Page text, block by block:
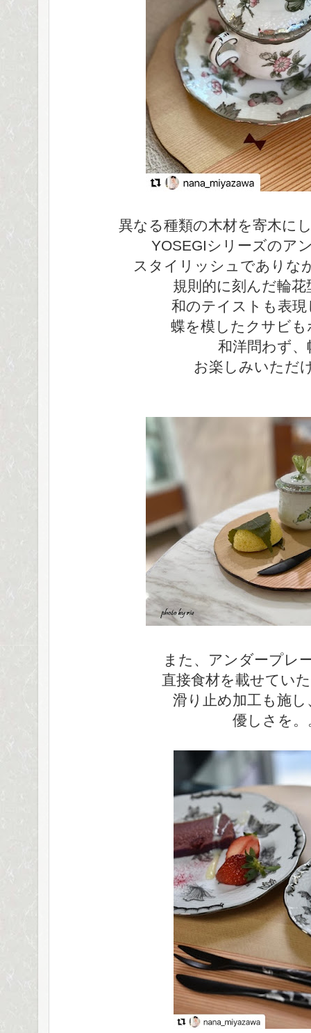
異なる種類の木材を寄木に
YOSEGIシリーズのア
スタイリッシュでありな
規則的に刻んだ輪
和のテイストも表
蝶を模したクサビ
和洋問わず、
お楽しみいただ
また、アンダープレ
直接食材を載せてい
滑り止め加工も施
優しさを。